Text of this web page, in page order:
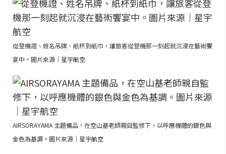
從登機證、姓名吊牌、紙杯到紙巾，讓旅客從登機那一刻起就沉浸在藝術饗
宴中。圖片來源｜星宇航空
AIRSORAYAMA 主題備品，在空山基老師親自監修下，以呼應機體的銀色與
金色為基調。圖片來源｜星宇航空